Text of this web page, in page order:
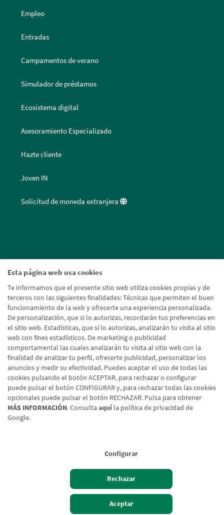
Esta página web usa cookies
Te informamos que el presente sitio web utiliza cookies propias y de
terceros con las siguientes finalidades: Técnicas que permiten el buen
funcionamiento de la web y ofrecerte una experiencia personalizada.
De personalización, que si lo autorizas, recordarán tus preferencias en
el sitio web. Estadísticas, que si lo autorizas, analizarán tu visita al sitio
web con fines estadísticos. De marketing o publicidad
comportamental las cuales analizarán tu visita al sitio web con la
finalidad de analizar tu perfil, ofrecerte publicidad, personalizar los
anuncios y medir su efectividad. Puedes aceptar el uso de todas las
cookies pulsando el botón ACEPTAR, para rechazar o configurar
puede pulsar el botón CONFIGURAR y, para rechazar todas las cookies
opcionales puede pulsar el botón RECHAZAR. Pulsa para obtener
MÁS INFORMACIÓN. Consulta aquíla política de privacidad de
Google.
Configurar
Rechazar
Aceptar
Hazte cliente Acceso cliente
Empleo
Entradas
Campamentos de verano
Simulador de préstamos
Ecosistema digital
Asesoramiento Especializado
Hazte cliente
Joven IN
Solicitud de moneda extranjera
Aviso legal